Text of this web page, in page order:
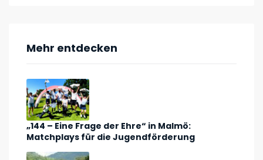
Mehr entdecken
„144 – Eine Frage der Ehre“ in Malmö:
Matchplays für die Jugendförderung